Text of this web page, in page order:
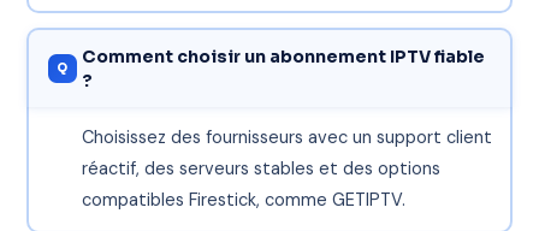
Comment choisir un abonnement IPTV fiable
?
Choisissez des fournisseurs avec un support client
réactif, des serveurs stables et des options
compatibles Firestick, comme GETIPTV.